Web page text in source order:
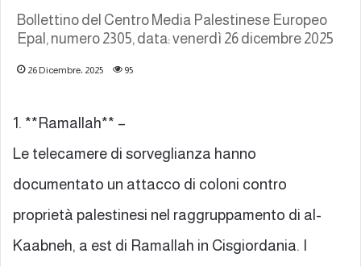
Bollettino del Centro Media Palestinese Europeo
Epal, numero 2305, data: venerdì 26 dicembre 2025
26 Dicembre، 2025 95
1. **Ramallah** –
Le telecamere di sorveglianza hanno
documentato un attacco di coloni contro
proprietà palestinesi nel raggruppamento di al-
Kaabneh, a est di Ramallah in Cisgiordania. I